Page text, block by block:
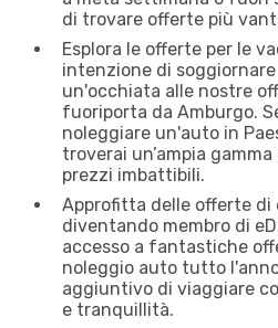
di trovare offerte più
Esplora le offerte per le
intenzione di
un'occhiata alle nostre
fuoriporta da Amburgo.
noleggiare un'auto in
troverai un’ampia
prezzi imbattibili.
Approfitta delle offerte di
diventando membro di
accesso a fantastiche
noleggio auto tutto
aggiuntivo di viaggiare
e tranquillità.